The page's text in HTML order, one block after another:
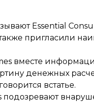
Essential
пригласили
вместе
денежных
встатье.
подозревают